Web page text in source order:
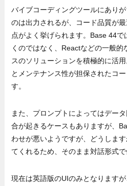
バイブコーディングツールにあり
のは出力されるが、コード品質が
点がよく挙げられます。Base 44
くのではなく、Reactなどの一般
スのソリューションを積極的に活
とメンテナンス性が担保されたコ
す。
また、プロンプトによってはデー
合が起きるケースもありますが、
わせが悪いようですが、どうしま
てくれるため、そのまま対話形式で
現在は英語版のUIのみとなります